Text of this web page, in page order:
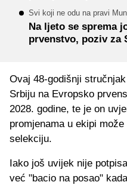
Svi koji ne odu na pravi
Na ljeto se sprema
prvenstvo, poziv za
Ovaj 48-godišnji
Srbiju na Evropsko
2028. godine, te je on
promjenama u ekipi
selekciju.
Iako još uvijek nije
već "bacio na posao"